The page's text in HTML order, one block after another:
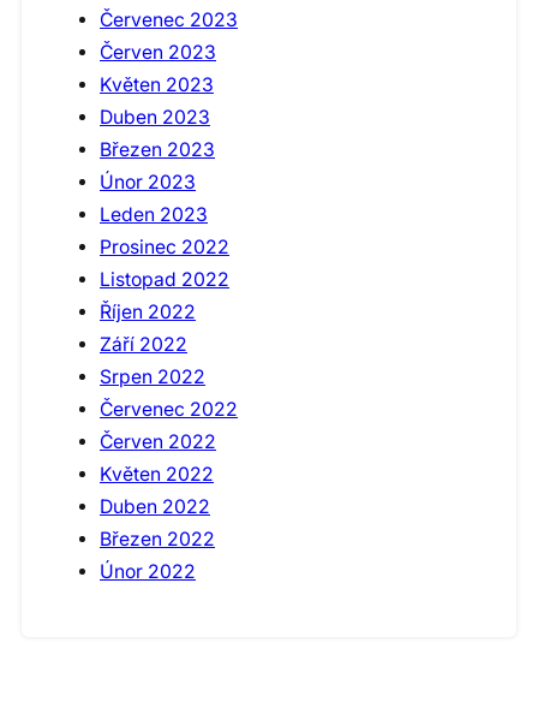
Červenec 2023
Červen 2023
Květen 2023
Duben 2023
Březen 2023
Únor 2023
Leden 2023
Prosinec 2022
Listopad 2022
Říjen 2022
Září 2022
Srpen 2022
Červenec 2022
Červen 2022
Květen 2022
Duben 2022
Březen 2022
Únor 2022